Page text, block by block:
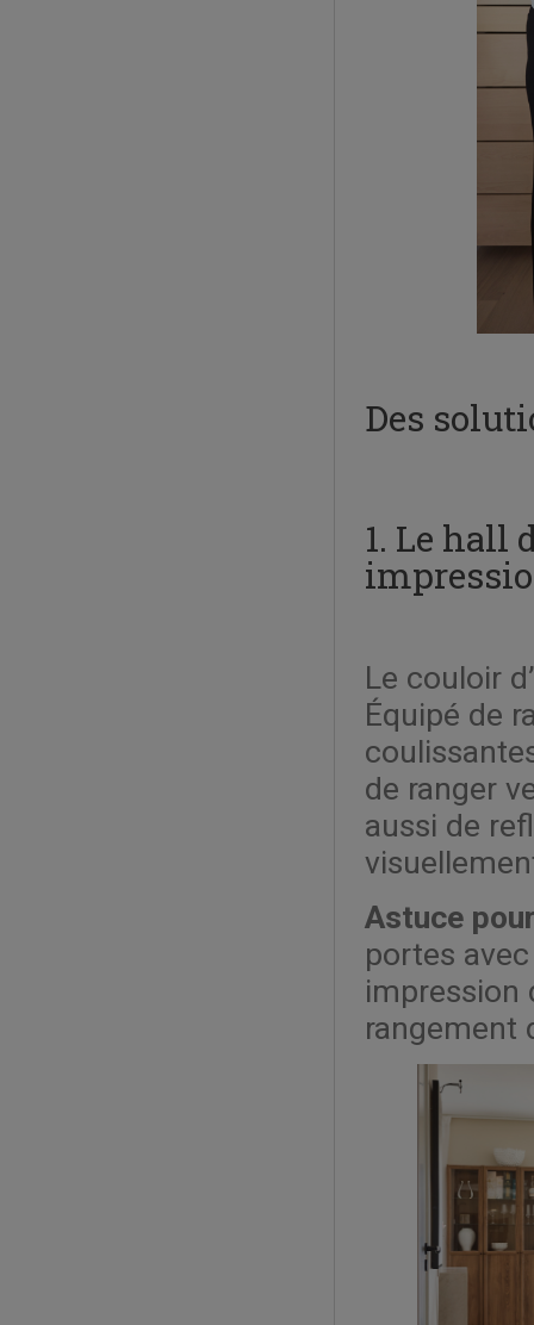
Des
1. Le hall
Le couloir
Équipé de
de ranger
aussi de
Astuce
portes
impression
rangement